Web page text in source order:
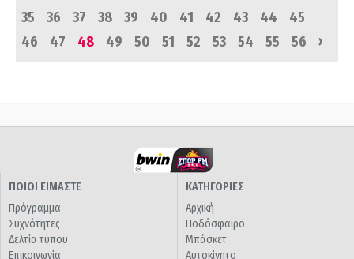
35
36 37 38 39 40 41 42 43 44
45
46
47 48 49 50 51 52 53 54 55 56 ›
ΠΟΙΟΙ ΕΙΜΑΣΤΕ
Πρόγραμμα
Συχνότητες
Δελτία τύπου
Επικοινωνία
ΚΑΤΗΓΟΡΙΕΣ
Αρχική
Ποδόσφαιρο
Μπάσκετ
Αυτοκίνητο